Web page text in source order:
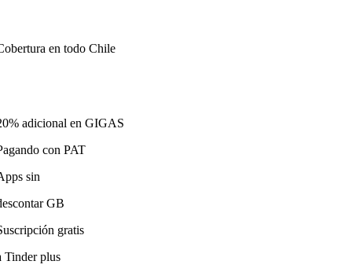
en todo Chile
adicional en GIGAS
con PAT
sin
GB
gratis
Tinder plus